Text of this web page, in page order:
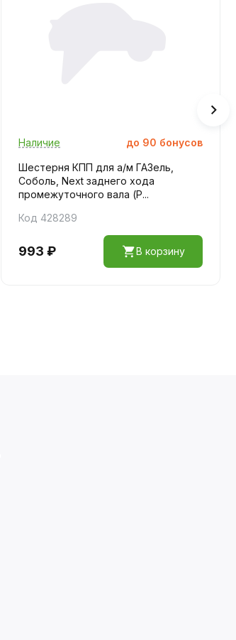
Наличие до 90 бонусов
Шестерня КПП для а/м ГАЗель,
Соболь, Next заднего хода
промежуточного вала (P...
Код 428289
993 ₽ В корзину